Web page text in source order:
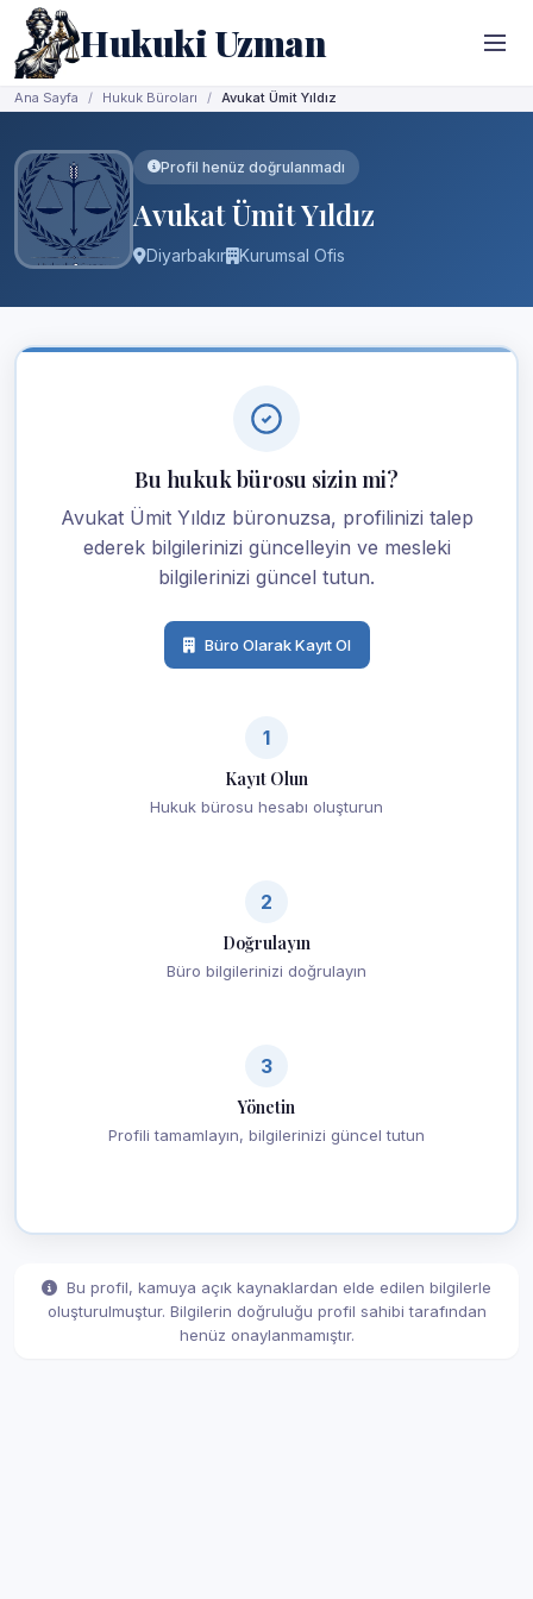
Hukuki Uzman
Ana Sayfa Hukuk Büroları Avukat Ümit Yıldız
Profil henüz doğrulanmadı
Avukat Ümit Yıldız
Diyarbakır Kurumsal Ofis
Bu hukuk bürosu sizin mi?
Avukat Ümit Yıldız büronuzsa, profilinizi talep
ederek bilgilerinizi güncelleyin ve mesleki
bilgilerinizi güncel tutun.
Büro Olarak Kayıt Ol
1
Kayıt Olun
Hukuk bürosu hesabı oluşturun
2
Doğrulayın
Büro bilgilerinizi doğrulayın
3
Yönetin
Profili tamamlayın, bilgilerinizi güncel tutun
Bu profil, kamuya açık kaynaklardan elde edilen bilgilerle
oluşturulmuştur. Bilgilerin doğruluğu profil sahibi tarafından
henüz onaylanmamıştır.